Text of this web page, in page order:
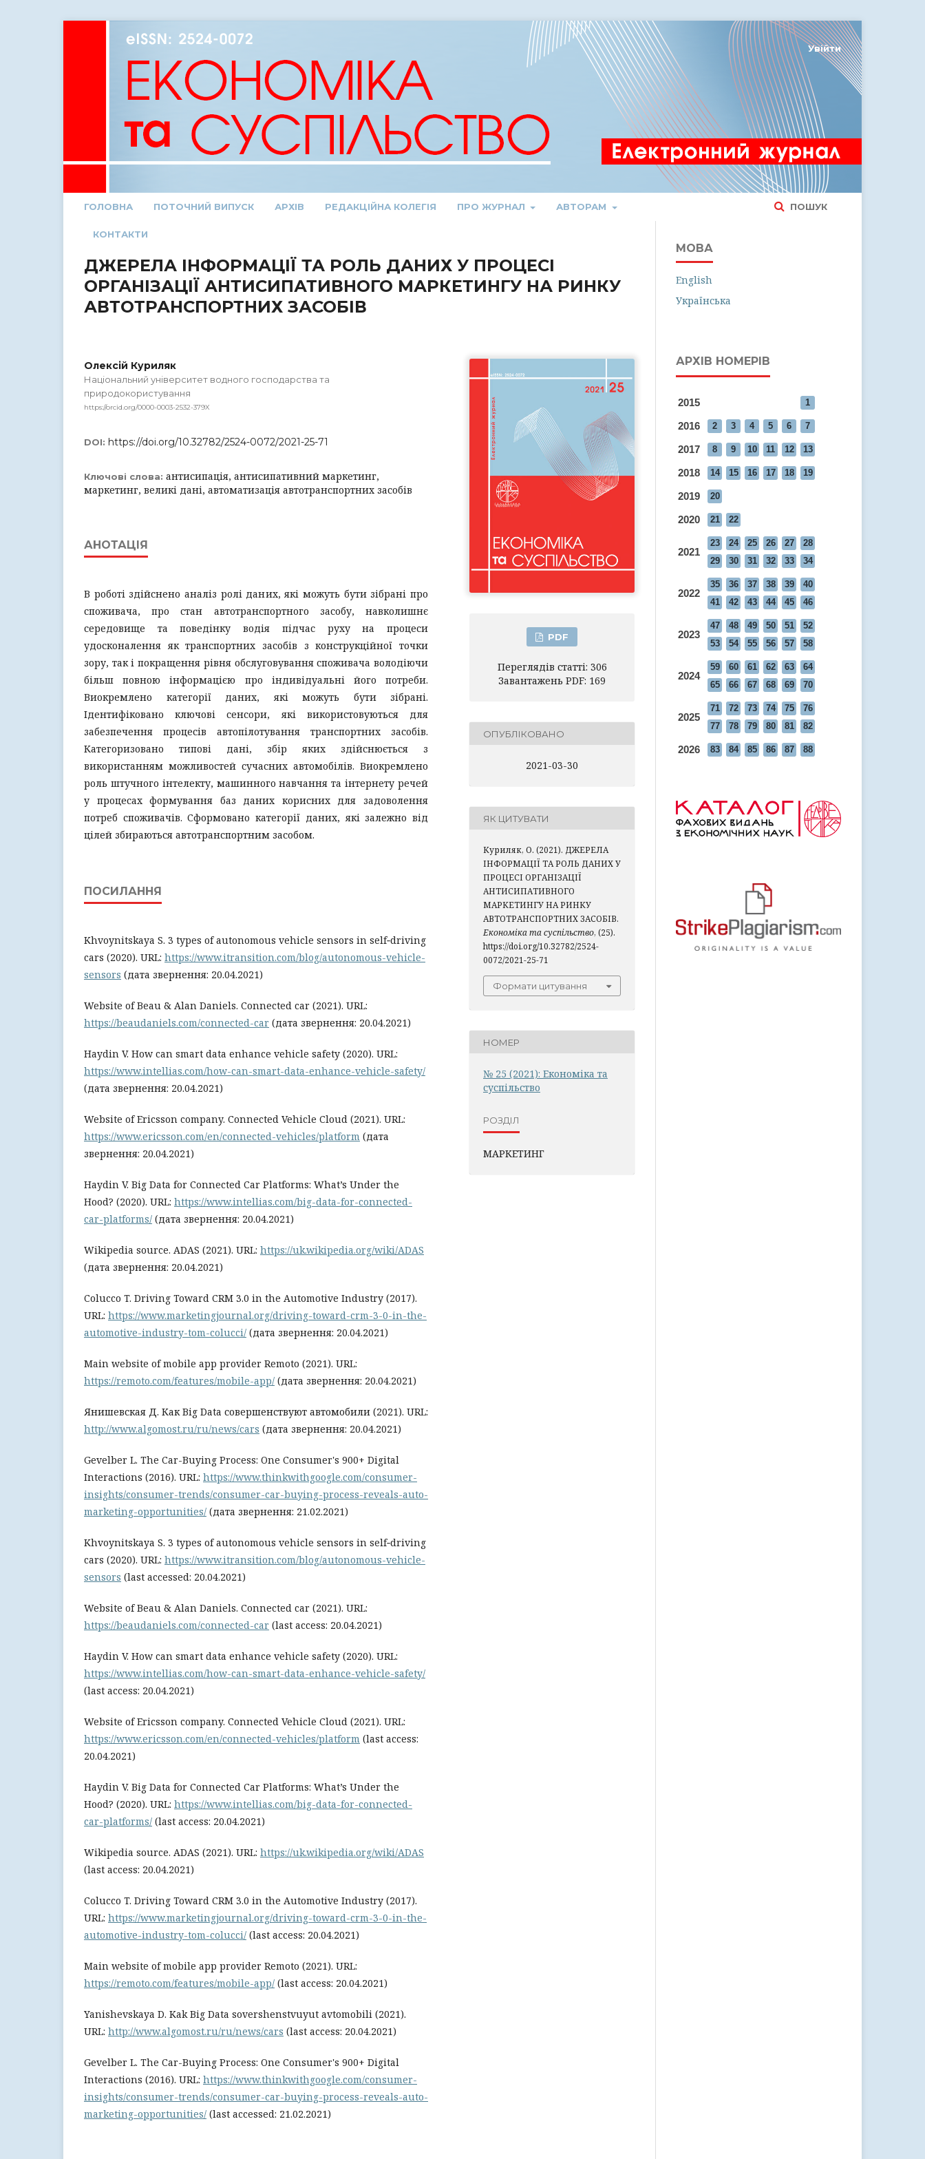
ГОЛОВНА ПОТОЧНИЙ ВИПУСК АРХІВ РЕДАКЦІЙНА КОЛЕГІЯ ПРО ЖУРНАЛ АВТОРАМ
КОНТАКТИ
ПОШУК
Увійти
ДЖЕРЕЛА ІНФОРМАЦІЇ ТА РОЛЬ ДАНИХ У ПРОЦЕСІ
ОРГАНІЗАЦІЇ АНТИСИПАТИВНОГО МАРКЕТИНГУ НА РИНКУ
АВТОТРАНСПОРТНИХ ЗАСОБІВ
Олексій Куриляк
Національний університет водного господарства та
природокористування
https://orcid.org/0000-0003-2532-379X
DOI: https://doi.org/10.32782/2524-0072/2021-25-71
Ключові слова: антисипація, антисипативний маркетинг,
маркетинг, великі дані, автоматизація автотранспортних засобів
АНОТАЦІЯ
В роботі здійснено аналіз ролі даних, які можуть бути зібрані про
споживача, про стан автотранспортного засобу, навколишнє
середовище та поведінку водія підчас руху на процеси
удосконалення як транспортних засобів з конструкційної точки
зору, так і покращення рівня обслуговування споживача володіючи
більш повною інформацією про індивідуальні його потреби.
Виокремлено категорії даних, які можуть бути зібрані.
Ідентифіковано ключові сенсори, які використовуються для
забезпечення процесів автопілотування транспортних засобів.
Категоризовано типові дані, збір яких здійснюється з
використанням можливостей сучасних автомобілів. Виокремлено
роль штучного інтелекту, машинного навчання та інтернету речей
у процесах формування баз даних корисних для задоволення
потреб споживачів. Сформовано категорії даних, які залежно від
цілей збираються автотранспортним засобом.
ПОСИЛАННЯ
Khvoynitskaya S. 3 types of autonomous vehicle sensors in self‑driving
cars (2020). URL: https://www.itransition.com/blog/autonomous-vehicle-
sensors (дата звернення: 20.04.2021)
Website of Beau & Alan Daniels. Connected car (2021). URL:
https://beaudaniels.com/connected-car (дата звернення: 20.04.2021)
Haydin V. How can smart data enhance vehicle safety (2020). URL:
https://www.intellias.com/how-can-smart-data-enhance-vehicle-safety/
(дата звернення: 20.04.2021)
Website of Ericsson company. Connected Vehicle Cloud (2021). URL:
https://www.ericsson.com/en/connected-vehicles/platform (дата
звернення: 20.04.2021)
Haydin V. Big Data for Connected Car Platforms: What’s Under the
Hood? (2020). URL: https://www.intellias.com/big-data-for-connected-
car-platforms/ (дата звернення: 20.04.2021)
Wikipedia source. ADAS (2021). URL: https://uk.wikipedia.org/wiki/ADAS
(дата звернення: 20.04.2021)
Colucco T. Driving Toward CRM 3.0 in the Automotive Industry (2017).
URL: https://www.marketingjournal.org/driving-toward-crm-3-0-in-the-
automotive-industry-tom-colucci/ (дата звернення: 20.04.2021)
Main website of mobile app provider Remoto (2021). URL:
https://remoto.com/features/mobile-app/ (дата звернення: 20.04.2021)
Янишевская Д. Как Big Data совершенствуют автомобили (2021). URL:
http://www.algomost.ru/ru/news/cars (дата звернення: 20.04.2021)
Gevelber L. The Car-Buying Process: One Consumer's 900+ Digital
Interactions (2016). URL: https://www.thinkwithgoogle.com/consumer-
insights/consumer-trends/consumer-car-buying-process-reveals-auto-
marketing-opportunities/ (дата звернення: 21.02.2021)
Khvoynitskaya S. 3 types of autonomous vehicle sensors in self‑driving
cars (2020). URL: https://www.itransition.com/blog/autonomous-vehicle-
sensors (last accessed: 20.04.2021)
Website of Beau & Alan Daniels. Connected car (2021). URL:
https://beaudaniels.com/connected-car (last access: 20.04.2021)
Haydin V. How can smart data enhance vehicle safety (2020). URL:
https://www.intellias.com/how-can-smart-data-enhance-vehicle-safety/
(last access: 20.04.2021)
Website of Ericsson company. Connected Vehicle Cloud (2021). URL:
https://www.ericsson.com/en/connected-vehicles/platform (last access:
20.04.2021)
Haydin V. Big Data for Connected Car Platforms: What’s Under the
Hood? (2020). URL: https://www.intellias.com/big-data-for-connected-
car-platforms/ (last access: 20.04.2021)
Wikipedia source. ADAS (2021). URL: https://uk.wikipedia.org/wiki/ADAS
(last access: 20.04.2021)
Colucco T. Driving Toward CRM 3.0 in the Automotive Industry (2017).
URL: https://www.marketingjournal.org/driving-toward-crm-3-0-in-the-
automotive-industry-tom-colucci/ (last access: 20.04.2021)
Main website of mobile app provider Remoto (2021). URL:
https://remoto.com/features/mobile-app/ (last access: 20.04.2021)
Yanishevskaya D. Kak Big Data sovershenstvuyut avtomobili (2021).
URL: http://www.algomost.ru/ru/news/cars (last access: 20.04.2021)
Gevelber L. The Car-Buying Process: One Consumer's 900+ Digital
Interactions (2016). URL: https://www.thinkwithgoogle.com/consumer-
insights/consumer-trends/consumer-car-buying-process-reveals-auto-
marketing-opportunities/ (last accessed: 21.02.2021)
PDF
Переглядів статті: 306
Завантажень PDF: 169
ОПУБЛІКОВАНО
2021-03-30
ЯК ЦИТУВАТИ
Куриляк, О. (2021). ДЖЕРЕЛА
ІНФОРМАЦІЇ ТА РОЛЬ ДАНИХ У
ПРОЦЕСІ ОРГАНІЗАЦІЇ
АНТИСИПАТИВНОГО
МАРКЕТИНГУ НА РИНКУ
АВТОТРАНСПОРТНИХ ЗАСОБІВ.
Економіка та суспільство, (25).
https://doi.org/10.32782/2524-
0072/2021-25-71
Формати цитування
НОМЕР
№ 25 (2021): Економіка та
суспільство
РОЗДІЛ
МАРКЕТИНГ
МОВА
English
Українська
АРХІВ НОМЕРІВ
2015 1
2016 2 3 4 5 6 7
2017 8 9 10 11 12 13
2018 14 15 16 17 18 19
2019 20
2020 21 22
2021
23 24 25 26 27
28
29
30 31 32 33 34
2022
35 36 37 38 39
40
41
42 43 44 45 46
2023
47 48 49 50 51
52
53
54 55 56 57 58
2024
59 60 61 62 63
64
65
66 67 68 69 70
2025
71 72 73 74 75
76
77
78 79 80 81 82
2026 83 84 85 86 87 88